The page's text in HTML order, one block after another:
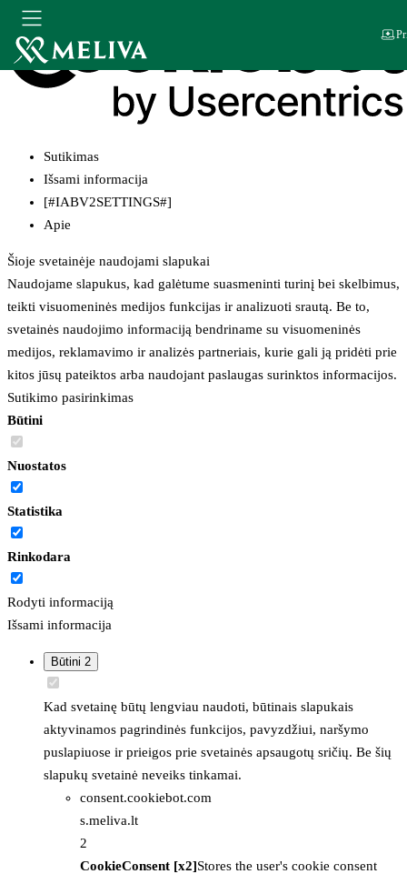
Sutikimas
Išsami informacija
[#IABV2SETTINGS#]
Apie
Šioje svetainėje naudojami slapukai
Naudojame slapukus, kad galėtume suasmeninti turinį bei skelbimus,
teikti visuomeninės medijos funkcijas ir analizuoti srautą. Be to,
svetainės naudojimo informaciją bendriname su visuomeninės
medijos, reklamavimo ir analizės partneriais, kurie gali ją pridėti prie
kitos jūsų pateiktos arba naudojant paslaugas surinktos informacijos.
Sutikimo pasirinkimas
Būtini
Nuostatos
Statistika
Rinkodara
Rodyti informaciją
Išsami informacija
Būtini 2
Kad svetainę būtų lengviau naudoti, būtinais slapukais
aktyvinamos pagrindinės funkcijos, pavyzdžiui, naršymo
puslapiuose ir prieigos prie svetainės apsaugotų sričių. Be šių
slapukų svetainė neveiks tinkamai.
consent.cookiebot.com
s.meliva.lt
2
CookieConsent [x2]Stores the user's cookie consent